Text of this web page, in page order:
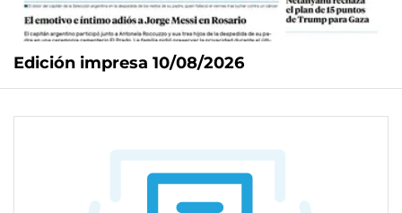
Edición impresa 10/08/2026